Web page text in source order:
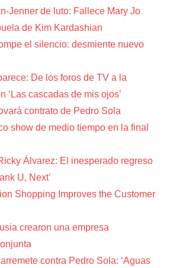
Jenner de luto: Fallece Mary Jo
de Kim Kardashian
el silencio: desmiente nuevo
De los foros de TV a la
‘Las cascadas de mis ojos’
contrato de Pedro Sola
show de medio tiempo en la final
Álvarez: El inesperado regreso
U, Next’
Shopping Improves the Customer
crearon una empresa
contra Pedro Sola: ‘Aguas